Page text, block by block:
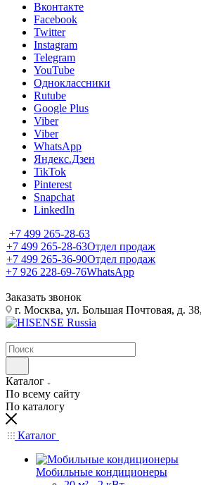
Вконтакте
Facebook
Twitter
Instagram
Telegram
YouTube
Одноклассники
Rutube
Google Plus
Viber
Viber
WhatsApp
Яндекс.Дзен
TikTok
Pinterest
Snapchat
LinkedIn
+7 499 265-28-63
+7 499 265-28-63Отдел продаж
+7 499 265-36-90Отдел продаж
+7 926 228-69-76WhatsApp
Заказать звонок
г. Москва, ул. Большая Почтовая, д.
Каталог
По всему сайту
По каталогу
Каталог
Мобильные кондиционеры